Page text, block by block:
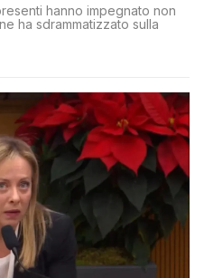
hanno impegnato non
ha sdrammatizzato sulla